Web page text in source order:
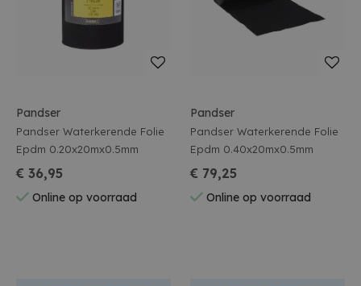
Pandser
Pandser Waterkerende Folie
Epdm 0.20x20mx0.5mm
€ 36,95
Online op voorraad
Pandser
Pandser Waterkerende Folie
Epdm 0.40x20mx0.5mm
€ 79,25
Online op voorraad